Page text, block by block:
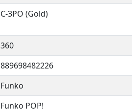
C-3PO (Gold)
360
889698482226
Funko
Funko POP!